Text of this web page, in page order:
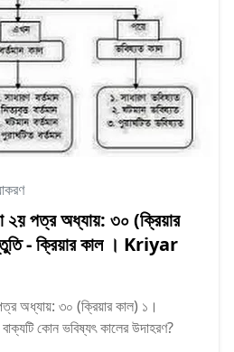
২য় পত্র অধ্যায়: ৩০ (ক্রিয়ার
- ক্রিয়ার কাল । Kriyar
অধ্যায়: ৩০ (ক্রিয়ার কাল) ১।
কোন ভবিষ্যৎ কালের উদাহরণ?